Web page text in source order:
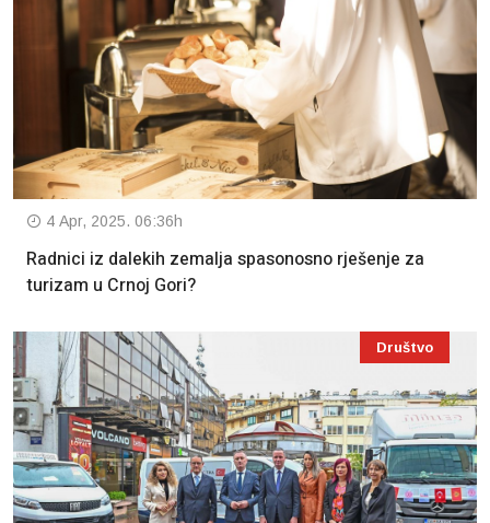
4 Apr, 2025. 06:36h
Radnici iz dalekih zemalja spasonosno rješenje za
turizam u Crnoj Gori?
Društvo